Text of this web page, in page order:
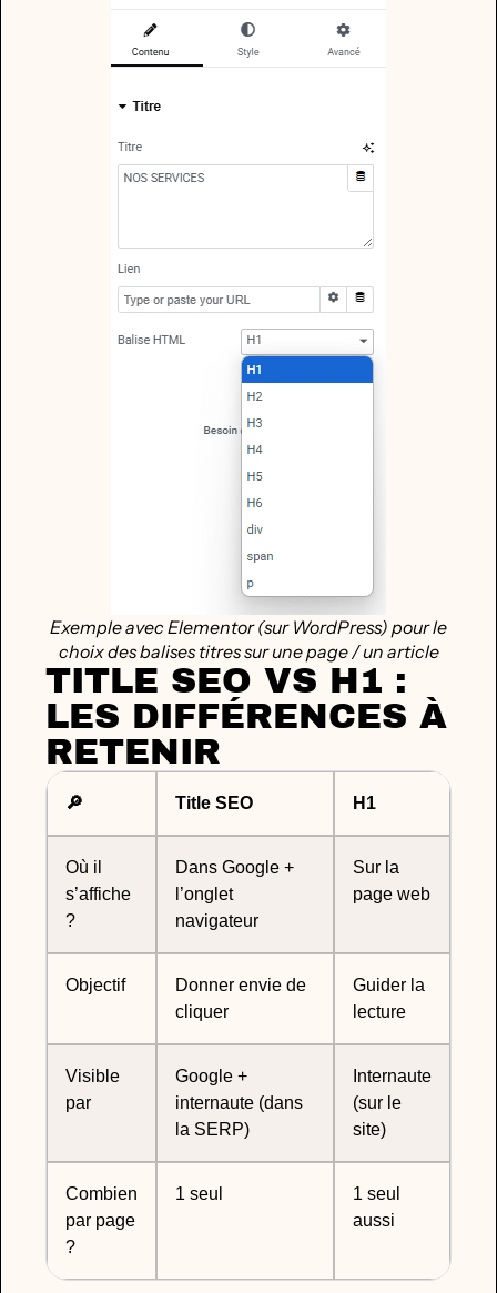
Exemple avec Elementor (sur WordPress) pour le
choix des balises titres sur une page / un article
TITLE SEO VS H1 :
LES DIFFÉRENCES À
RETENIR
🔎 Title SEO H1
Où il
s’affiche
?
Dans Google +
l’onglet
navigateur
Sur la
page web
Objectif
Donner envie de
cliquer
Guider la
lecture
Visible
par
Google +
internaute (dans
la SERP)
Internaute
(sur le
site)
Combien
par page
?
1 seul
1 seul
aussi